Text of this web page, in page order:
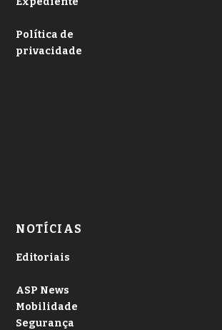
Política de
privacidade
NOTÍCIAS
Editoriais
ASP News
Mobilidade
Segurança